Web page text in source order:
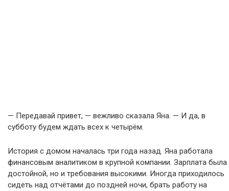
— Передавай привет, — вежливо сказала Яна. — И да, в
субботу будем ждать всех к четырём.
История с домом началась три года назад. Яна работала
финансовым аналитиком в крупной компании. Зарплата была
достойной, но и требования высокими. Иногда приходилось
сидеть над отчётами до поздней ночи, брать работу на